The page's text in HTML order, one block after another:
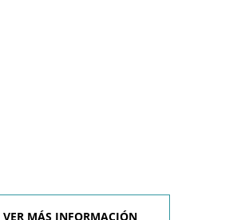
VER MÁS INFORMACIÓN